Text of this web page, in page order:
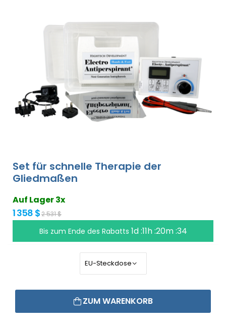
Set für schnelle Therapie der
Gliedmaßen
Auf Lager 3x
1 358 $2 531 $
Bis zum Ende des Rabatts1d :11h :20m :33
ZUM WARENKORB